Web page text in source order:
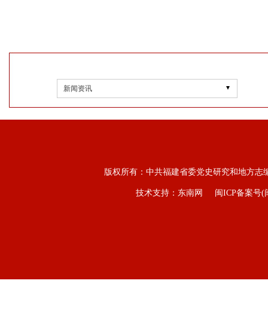
新闻资讯
版权所有：中共福建省委党史研究和地方
技术支持：东南网 闽ICP备案号(